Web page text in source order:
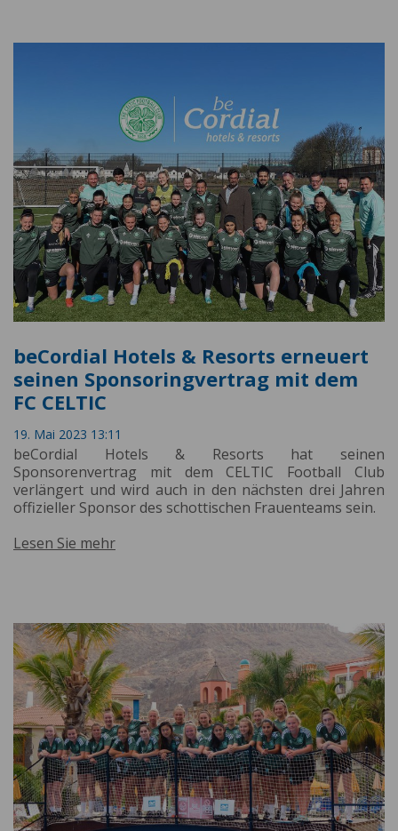
beCordial Hotels & Resorts erneuert
seinen Sponsoringvertrag mit dem
FC CELTIC
19. Mai 2023 13:11
beCordial Hotels & Resorts hat seinen
Sponsorenvertrag mit dem CELTIC Football Club
verlängert und wird auch in den nächsten drei Jahren
offizieller Sponsor des schottischen Frauenteams sein.
Lesen Sie mehr